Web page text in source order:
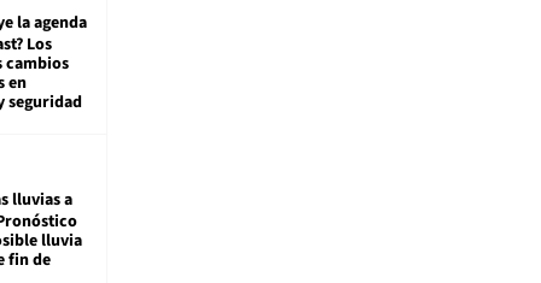
la agenda
Los
cambios
en
seguridad
lluvias a
lluvia
fin de